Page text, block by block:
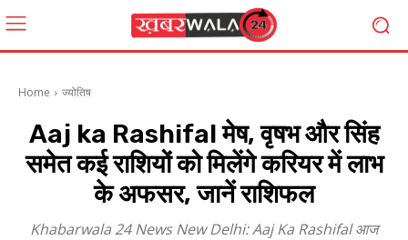
Home ज्योतिष
Aaj ka Rashifal मेष, वृषभ और सिंह
समेत कई राशियों को मिलेंगे करियर में लाभ
के अफसर, जानें राशिफल
Khabarwala 24 News New Delhi: Aaj Ka Rashifal आज